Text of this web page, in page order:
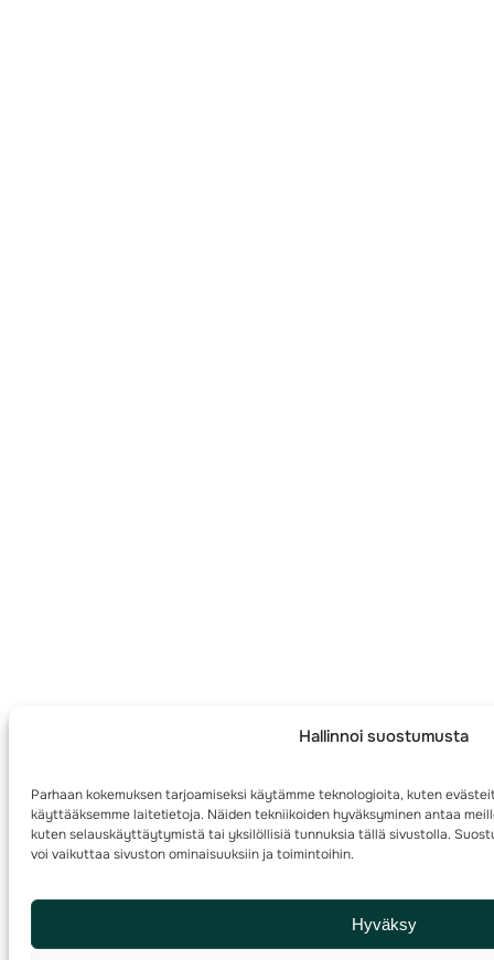
Hallinnoi suostumusta
Parhaan kokemuksen tarjoamiseksi käytämme teknologioita, kuten
käyttääksemme laitetietoja. Näiden tekniikoiden hyväksyminen antaa
kuten selauskäyttäytymistä tai yksilöllisiä tunnuksia tällä sivustolla.
voi vaikuttaa sivuston ominaisuuksiin ja toimintoihin.
Hyväksy